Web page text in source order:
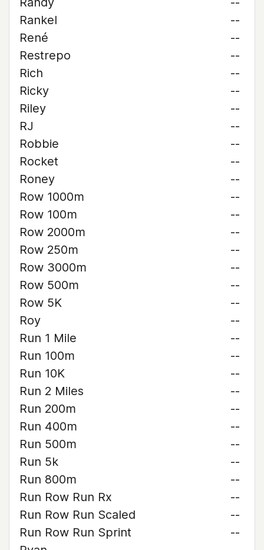
Rankel
--
René
--
Restrepo
--
Rich
--
Ricky
--
Riley
--
RJ
--
Robbie
--
Rocket
--
Roney
--
Row 1000m
--
Row 100m
--
Row 2000m
--
Row 250m
--
Row 3000m
--
Row 500m
--
Row 5K
--
Roy
--
Run 1 Mile
--
Run 100m
--
Run 10K
--
Run 2 Miles
--
Run 200m
--
Run 400m
--
Run 500m
--
Run 5k
--
Run 800m
--
Run Row Run Rx
--
Run Row Run Scaled
--
Run Row Run Sprint
--